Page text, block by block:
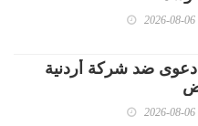
2026-08-06
ضد شركة أردنية
2026-08-06